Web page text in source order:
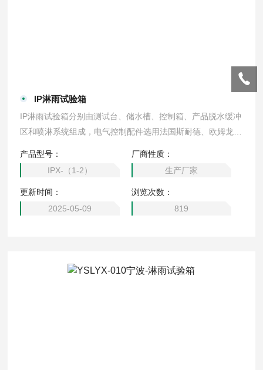
IP淋雨试验箱
IP淋雨试验箱分别由测试台、储水槽、控制箱、产品脱水缓冲
区和喷淋系统组成，电气控制配件选用法国斯耐德、欧姆龙、
产品型号：
IPX-（1-2）
厂商性质：
生产厂家
更新时间：
2025-05-09
浏览次数：
819